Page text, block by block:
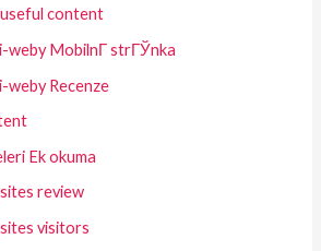
content
weby MobilnГ­ strГЎnka
weby Recenze
Ek okuma
review
visitors